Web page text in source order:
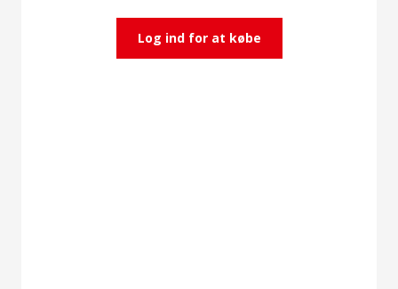
Log ind for at købe